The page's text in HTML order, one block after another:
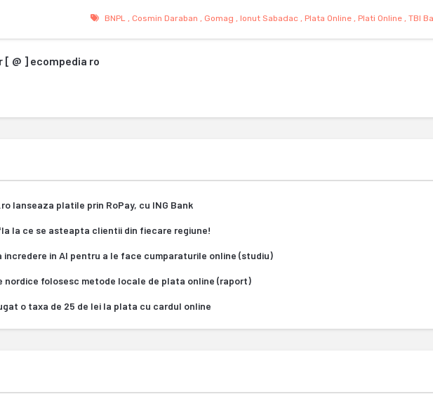
BNPL, Cosmin Daraban , Gomag , Ionut Sabadac, Plata Online, Plati Online, TBI
[ @ ] ecompedia ro
lanseaza platile prin RoPay, cu ING Bank
la ce se asteapta clientii din fiecare regiune!
incredere in AI pentru a le face cumparaturile online (studiu)
nordice folosesc metode locale de plata online (raport)
o taxa de 25 de lei la plata cu cardul online